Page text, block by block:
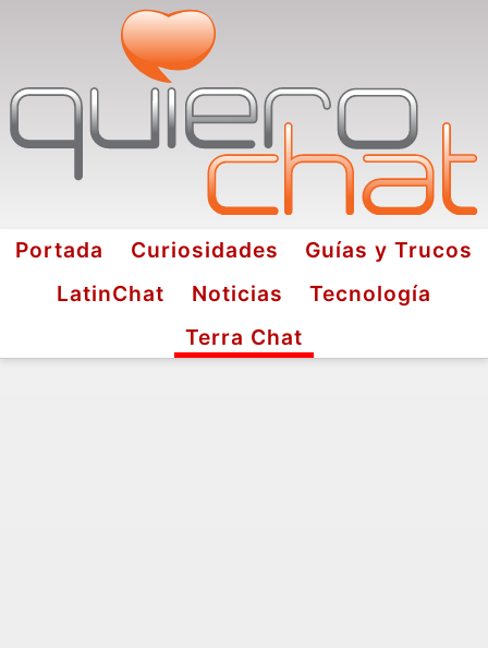
Portada Curiosidades
Guías y Trucos
LatinChat
Noticias
Tecnología
Terra Chat